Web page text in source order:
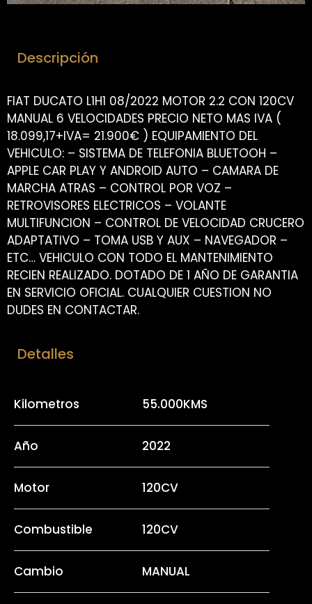
Descripción
FIAT DUCATO L1H1 08/2022 MOTOR 2.2 CON 120CV
MANUAL 6 VELOCIDADES PRECIO NETO MAS IVA (
18.099,17+IVA= 21.900€ ) EQUIPAMIENTO DEL
VEHICULO: – SISTEMA DE TELEFONIA BLUETOOH –
APPLE CAR PLAY Y ANDROID AUTO – CAMARA DE
MARCHA ATRAS – CONTROL POR VOZ –
RETROVISORES ELECTRICOS – VOLANTE
MULTIFUNCION – CONTROL DE VELOCIDAD CRUCERO
ADAPTATIVO – TOMA USB Y AUX – NAVEGADOR –
ETC… VEHICULO CON TODO EL MANTENIMIENTO
RECIEN REALIZADO. DOTADO DE 1 AÑO DE GARANTIA
EN SERVICIO OFICIAL. CUALQUIER CUESTION NO
DUDES EN CONTACTAR.
Detalles
Kilometros
Año
Motor
Combustible
Cambio
55.000KMS
2022
120CV
120CV
MANUAL